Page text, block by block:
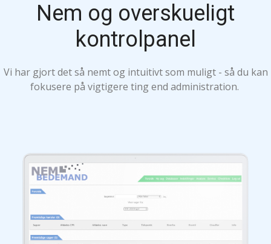
Nem og overskueligt
kontrolpanel
Vi har gjort det så nemt og intuitivt som muligt - så du kan
fokusere på vigtigere ting end administration.